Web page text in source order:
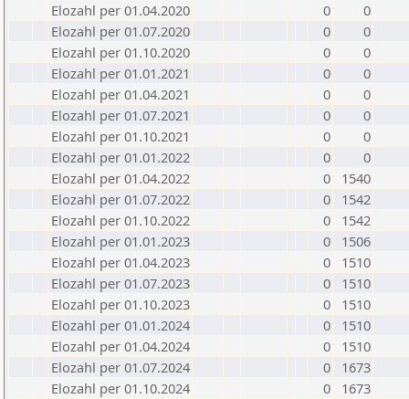
Elozahl per 01.04.2020
0
0
Elozahl per 01.07.2020
0
0
Elozahl per 01.10.2020
0
0
Elozahl per 01.01.2021
0
0
Elozahl per 01.04.2021
0
0
Elozahl per 01.07.2021
0
0
Elozahl per 01.10.2021
0
0
Elozahl per 01.01.2022
0
0
Elozahl per 01.04.2022
0
1540
Elozahl per 01.07.2022
0
1542
Elozahl per 01.10.2022
0
1542
Elozahl per 01.01.2023
0
1506
Elozahl per 01.04.2023
0
1510
Elozahl per 01.07.2023
0
1510
Elozahl per 01.10.2023
0
1510
Elozahl per 01.01.2024
0
1510
Elozahl per 01.04.2024
0
1510
Elozahl per 01.07.2024
0
1673
Elozahl per 01.10.2024
0
1673